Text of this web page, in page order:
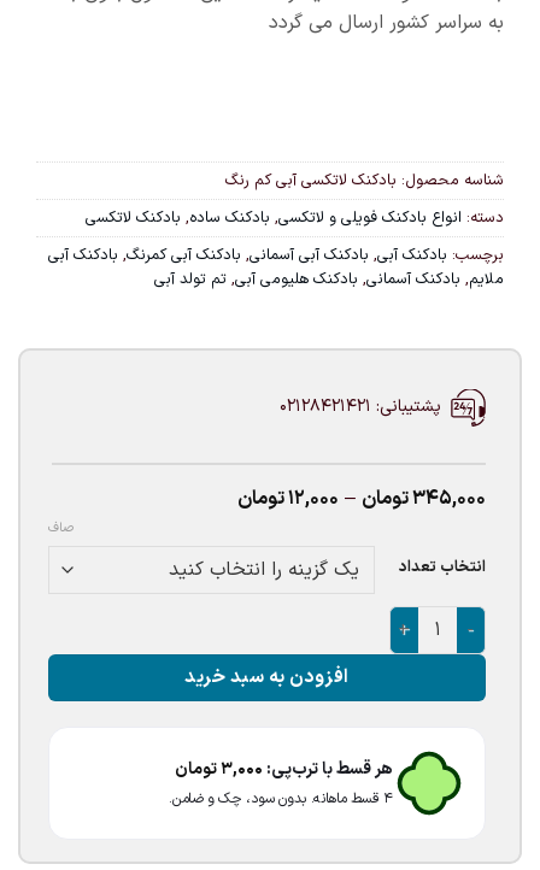
به سراسر کشور ارسال می گردد
شناسه محصول: بادکنک لاتکسی آبی کم رنگ
دسته: انواع بادکنک فویلی و لاتکسی, بادکنک ساده, بادکنک لاتکسی
برچسب: بادکنک آبی, بادکنک آبی آسمانی, بادکنک آبی کمرنگ, بادکنک آبی
ملایم, بادکنک آسمانی, بادکنک هلیومی آبی, تم تولد آبی
پشتیبانی: 02128421421
345,000تومان –
12,000تومان
through
345,000تومان انتخاب تعداد
صاف
بادکنک لاتکسی آبی کم رنگ عدد
افزودن به سبد خرید
هر قسط با ترب‌پی: 3,000تومان
۴ قسط ماهانه. بدون سود، چک و ضامن.